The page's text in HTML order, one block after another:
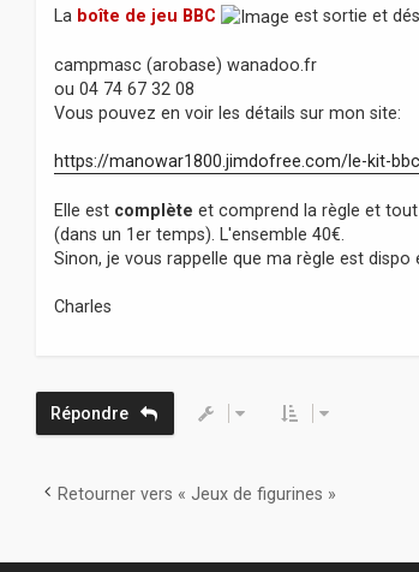
g
La boîte de jeu BBC est sortie et
campmasc (arobase) wanadoo.fr
ou 04 74 67 32 08
Vous pouvez en voir les détails sur mon site:
https://manowar1800.jimdofree.com/le-kit-
Elle est complète et comprend la règle et
(dans un 1er temps). L'ensemble 40€.
Sinon, je vous rappelle que ma règle est
Charles
Répondre
Retourner vers « Jeux de figurines »